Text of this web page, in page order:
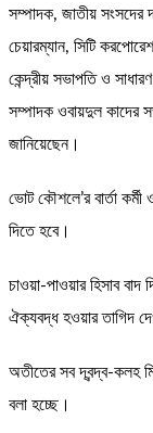
সম্পাদক, জাতীয় সংসদের
চেয়ারম্যান, সিটি
কেন্দ্রীয় সভাপতি ও
সম্পাদক ওবায়দুল কাদের
জানিয়েছেন।
ভোট কৌশলে’র বার্তা
দিতে হবে।
চাওয়া-পাওয়ার হিসাব বাদ
ঐক্যবদ্ধ হওয়ার তাগিদ
অতীতের সব দ্বন্দ্ব-কলহ
বলা হচ্ছে।